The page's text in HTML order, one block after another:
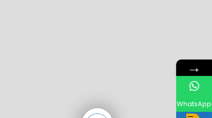
→
WhatsApp